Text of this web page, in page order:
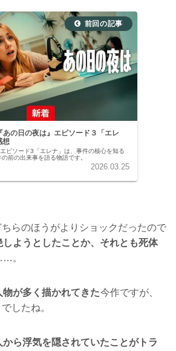
の日の夜は』エピソード３「エレ
想
エピソード3「エレナ」は、事件の核心を知る
前の出来事を語る物語です。
2026.03.25
らのほうがよりショックだったので
しようとしたことか、それとも死体
。
物が多く描かれてきた今作ですが、
したね。
から浮気を隠されていたことがトラ